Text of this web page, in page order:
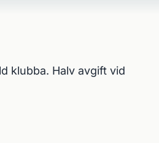
klubba. Halv avgift vid